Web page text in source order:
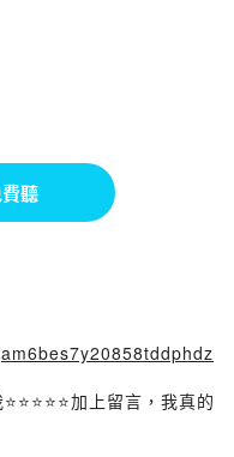
聽
加上留言，我真的